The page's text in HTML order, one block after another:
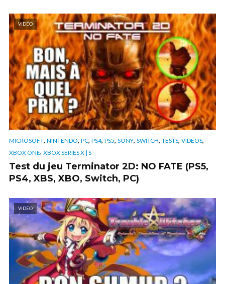
VIDÉO
MICROSOFT, NINTENDO, PC, PS4, PS5, SONY, SWITCH, TESTS, VIDÉOS,
XBOX ONE, XBOX SERIES X | S
Test du jeu Terminator 2D: NO FATE (PS5,
PS4, XBS, XBO, Switch, PC)
VIDÉO